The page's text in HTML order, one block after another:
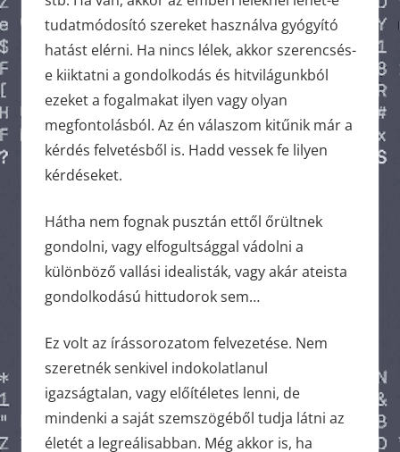
tudatmódosító szereket használva gyógyító
hatást elérni. Ha nincs lélek, akkor szerencsés-
e kiiktatni a gondolkodás és hitvilágunkból
ezeket a fogalmakat ilyen vagy olyan
megfontolásból. Az én válaszom kitűnik már a
kérdés felvetésből is. Hadd vessek fe lilyen
kérdéseket.
Hátha nem fognak pusztán ettől őrültnek
gondolni, vagy elfogultsággal vádolni a
különböző vallási idealisták, vagy akár ateista
gondolkodású hittudorok sem…
Ez volt az írássorozatom felvezetése. Nem
szeretnék senkivel indokolatlanul
igazságtalan, vagy előítéletes lenni, de
mindenki a saját szemszögéből tudja látni az
életét a legreálisabban. Még akkor is, ha